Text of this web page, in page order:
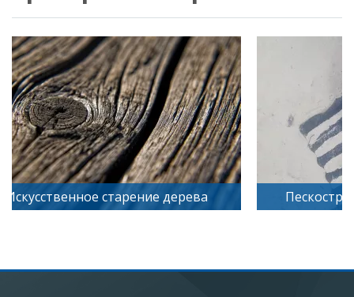
Искусственное старение дерева